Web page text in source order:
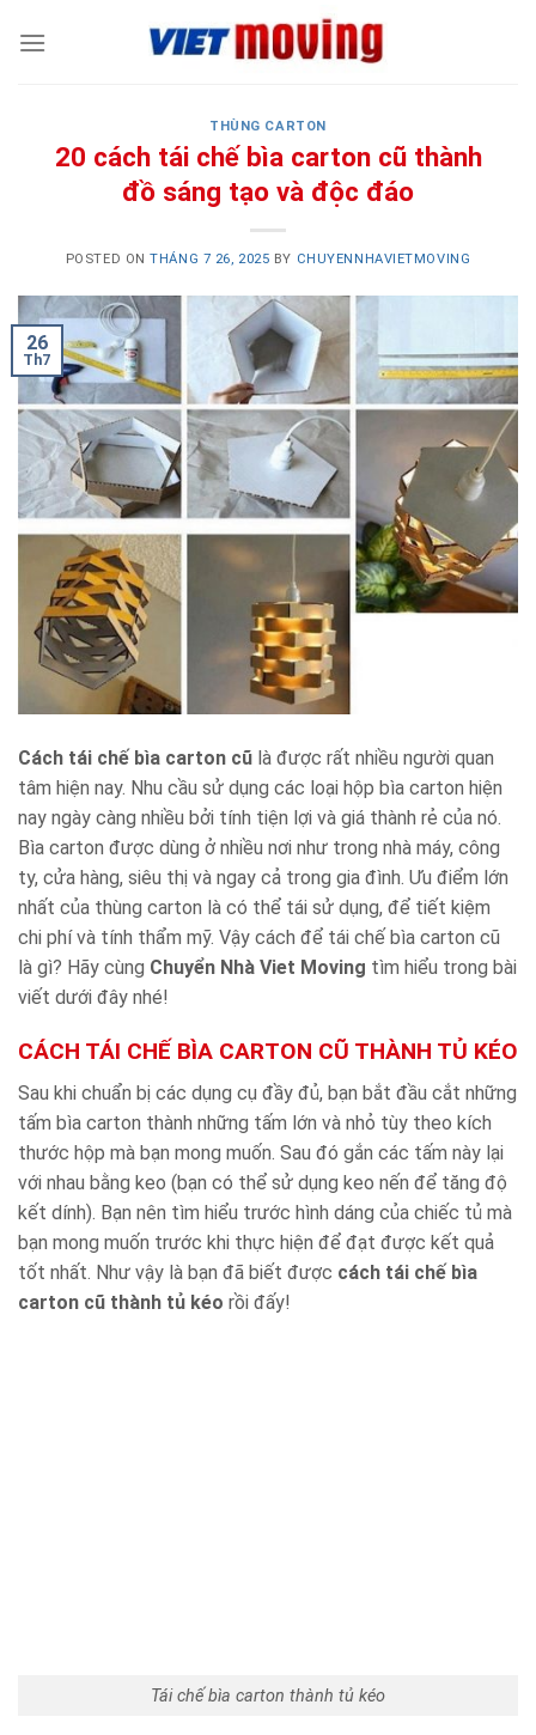
THÙNG CARTON
20 cách tái chế bìa carton cũ thành
đồ sáng tạo và độc đáo
POSTED ONTHÁNG 7 26, 2025 BY CHUYENNHAVIETMOVING
26
Th7
Cách tái chế bìa carton cũ là được rất nhiều người quan
tâm hiện nay. Nhu cầu sử dụng các loại hộp bìa carton hiện
nay ngày càng nhiều bởi tính tiện lợi và giá thành rẻ của nó.
Bìa carton được dùng ở nhiều nơi như trong nhà máy, công
ty, cửa hàng, siêu thị và ngay cả trong gia đình. Ưu điểm lớn
nhất của thùng carton là có thể tái sử dụng, để tiết kiệm
chi phí và tính thẩm mỹ. Vậy cách để tái chế bìa carton cũ
là gì? Hãy cùng Chuyển Nhà Viet Moving tìm hiểu trong bài
viết dưới đây nhé!
CÁCH TÁI CHẾ BÌA CARTON CŨ THÀNH TỦ KÉO
Sau khi chuẩn bị các dụng cụ đầy đủ, bạn bắt đầu cắt những
tấm bìa carton thành những tấm lớn và nhỏ tùy theo kích
thước hộp mà bạn mong muốn. Sau đó gắn các tấm này lại
với nhau bằng keo (bạn có thể sử dụng keo nến để tăng độ
kết dính). Bạn nên tìm hiểu trước hình dáng của chiếc tủ mà
bạn mong muốn trước khi thực hiện để đạt được kết quả
tốt nhất. Như vậy là bạn đã biết được cách tái chế bìa
carton cũ thành tủ kéo rồi đấy!
Tái chế bìa carton thành tủ kéo